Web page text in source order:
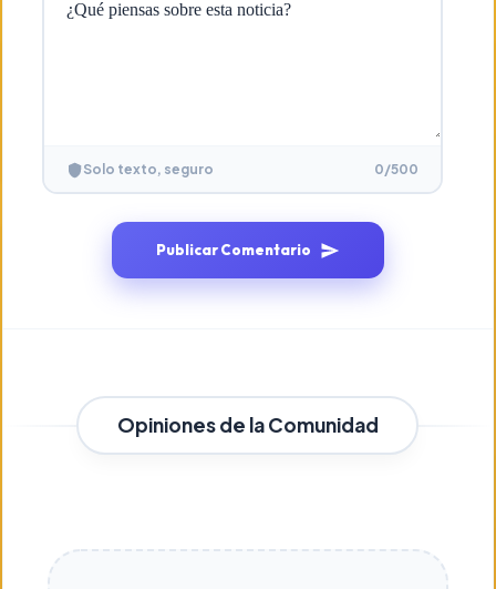
Solo texto, seguro 0/500
Publicar Comentario
Opiniones de la Comunidad